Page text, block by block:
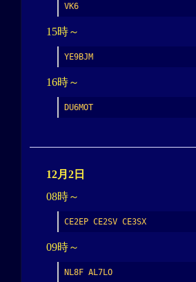
VK6
15時～
YE9BJM
16時～
DU6MOT
12月2日
08時～
CE2EP CE2SV CE3SX
09時～
NL8F AL7LO